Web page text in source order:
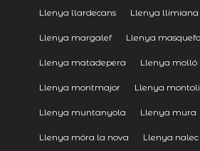
Llenya llardecans Llenya llimiana
Llenya margalef Llenya masquefa
Llenya matadepera Llenya molló
Llenya montmajor Llenya
Llenya muntanyola Llenya mura
Llenya móra la nova Llenya nalec